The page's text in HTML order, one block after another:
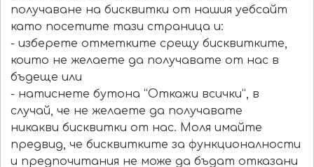
получаване на бисквитки от нашия уебсайт
като посетите тази страница и:
- изберете отметките срещу бисквитките,
които не желаете да получавате от нас в
бъдеще или
- натиснете бутона “Откажи всички”, в
случай, че не желаете да получавате
никакви бисквитки от нас. Моля имайте
предвид, че бисквитките за функционалности
и предпочитания не може да бъдат отказани